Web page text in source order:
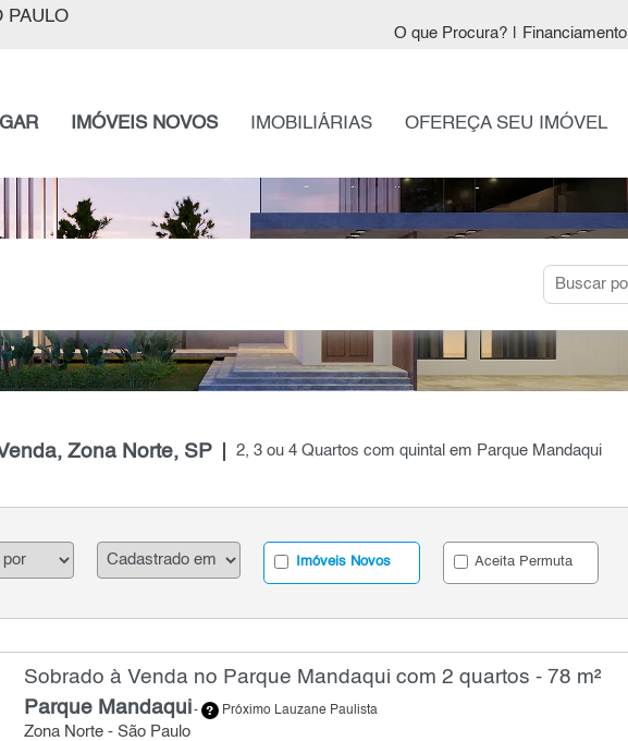
PAULO
O que Procura? Financiamento
IMÓVEIS NOVOS IMOBILIÁRIAS OFEREÇA SEU IMÓVEL
Zona Norte, SP 2, 3 ou 4 Quartos com quintal em Parque Mandaqui
Imóveis Novos Aceita Permuta
Sobrado à Venda no Parque Mandaqui com 2 quartos - 78 m²
Parque Mandaqui- Próximo Lauzane Paulista
Zona Norte - São Paulo